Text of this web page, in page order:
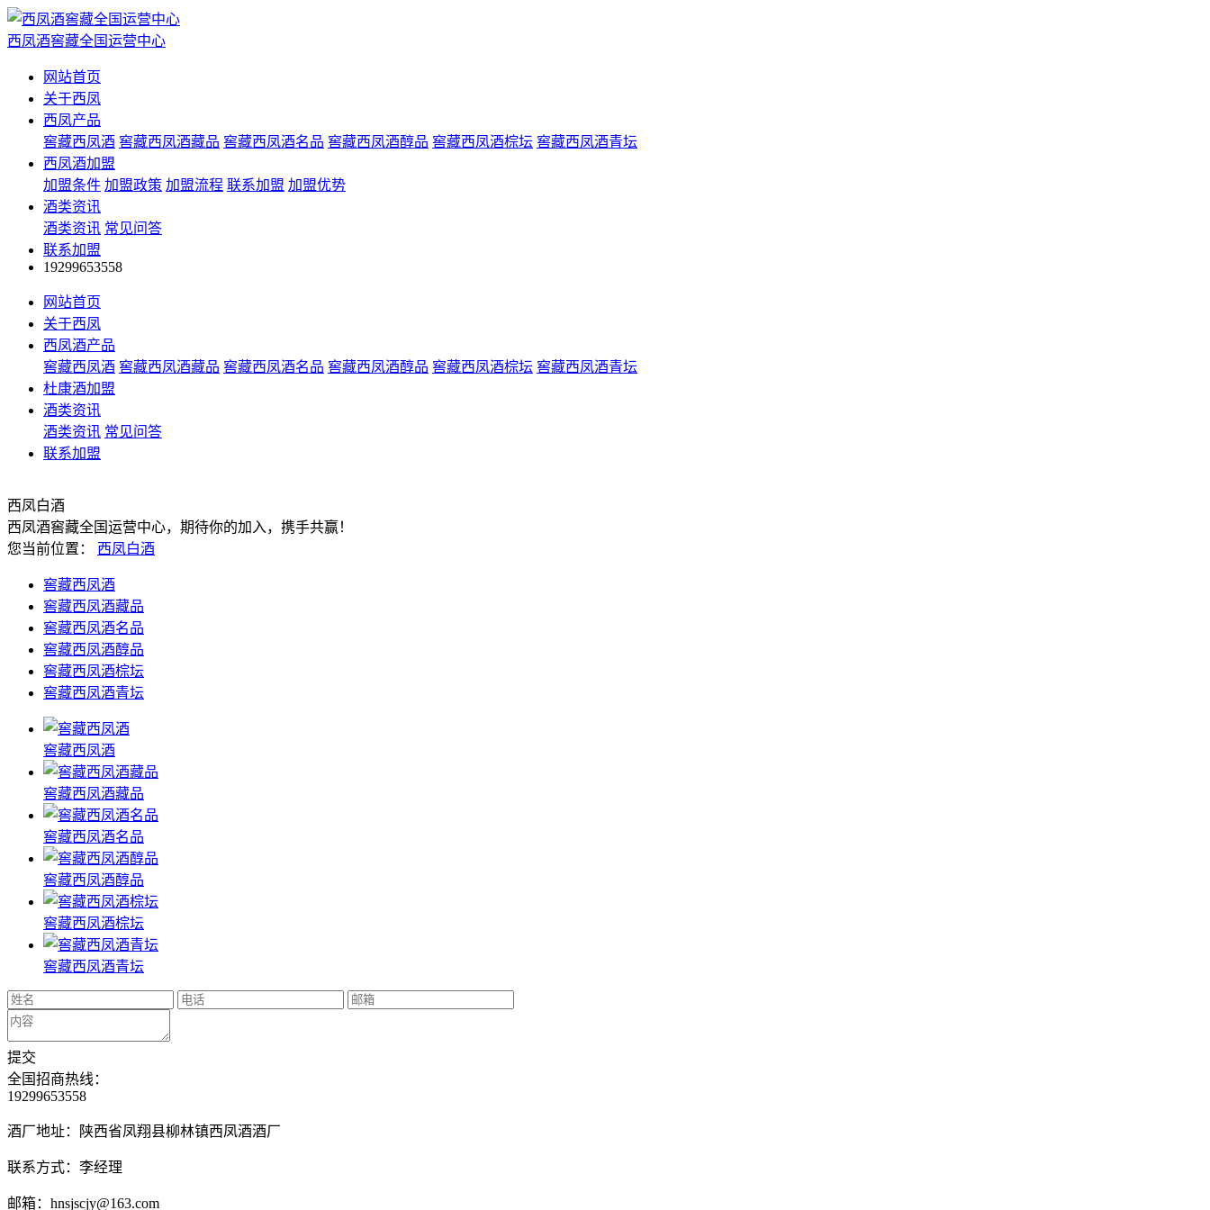
西凤酒窖藏全国运营中心
网站首页
关于西凤
西凤产品
窖藏西凤酒 窖藏西凤酒藏品 窖藏西凤酒名品 窖藏西凤酒醇品 窖藏西凤酒棕坛 窖藏西凤酒青坛
西凤酒加盟
加盟条件 加盟政策 加盟流程 联系加盟 加盟优势
酒类资讯
酒类资讯 常见问答
联系加盟
19299653558
网站首页
关于西凤
西凤酒产品
窖藏西凤酒 窖藏西凤酒藏品 窖藏西凤酒名品 窖藏西凤酒醇品 窖藏西凤酒棕坛 窖藏西凤酒青坛
杜康酒加盟
酒类资讯
酒类资讯 常见问答
联系加盟
西凤白酒
西凤酒窖藏全国运营中心，期待你的加入，携手共赢！
您当前位置：
西凤白酒
窖藏西凤酒
窖藏西凤酒藏品
窖藏西凤酒名品
窖藏西凤酒醇品
窖藏西凤酒棕坛
窖藏西凤酒青坛
窖藏西凤酒
窖藏西凤酒藏品
窖藏西凤酒名品
窖藏西凤酒醇品
窖藏西凤酒棕坛
窖藏西凤酒青坛
提交
全国招商热线：
19299653558
酒厂地址：陕西省凤翔县柳林镇西凤酒酒厂
联系方式：李经理
邮箱：hnsjscjy@163.com